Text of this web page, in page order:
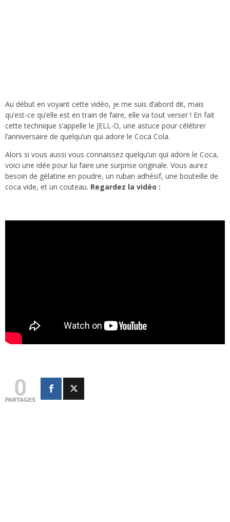
Au début en voyant cette vidéo, je me suis d’abord dit, mais
qu’est-ce qu’elle est en train de faire, elle va tout verser ! En fait
cette technique s’appelle le JELL-O, une astuce pour célébrer
l’anniversaire de quelqu’un qui adore le Coca Cola.
Alors si vous aussi vous connaissez quelqu’un qui adore le Coca,
voici une idée pour lui faire une surprise originale. Vous aurez
besoin de gélatine en poudre, un ruban adhésif, une bouteille de
coca vide, et un couteau. Regardez la vidéo :
0
PARTAGES